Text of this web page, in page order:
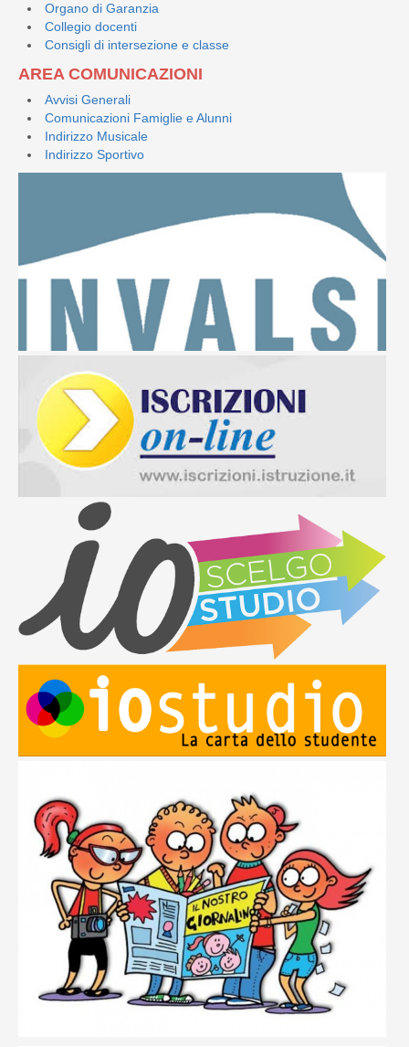
Organo di Garanzia
Collegio docenti
Consigli di intersezione e classe
AREA COMUNICAZIONI
Avvisi Generali
Comunicazioni Famiglie e Alunni
Indirizzo Musicale
Indirizzo Sportivo